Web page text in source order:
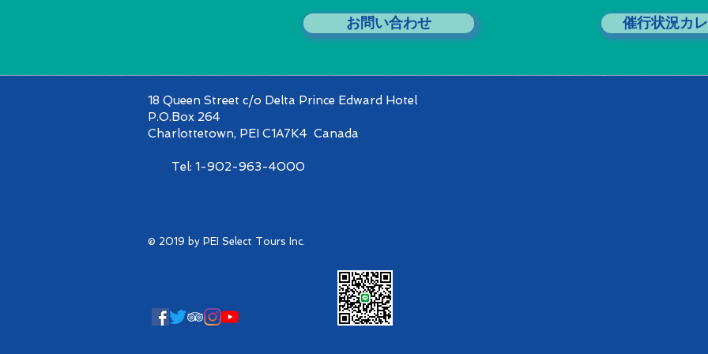
お問い合わせ 催行状況カ
18 Queen Street c/o Delta Prince Edward Hotel
P.O.Box 264
Charlottetown, PEI C1A7K4 Canada
Tel: 1-902-963-4000
© 2019 by PEI Select Tours Inc.